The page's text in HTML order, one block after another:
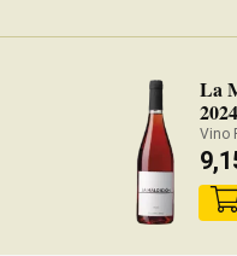
La